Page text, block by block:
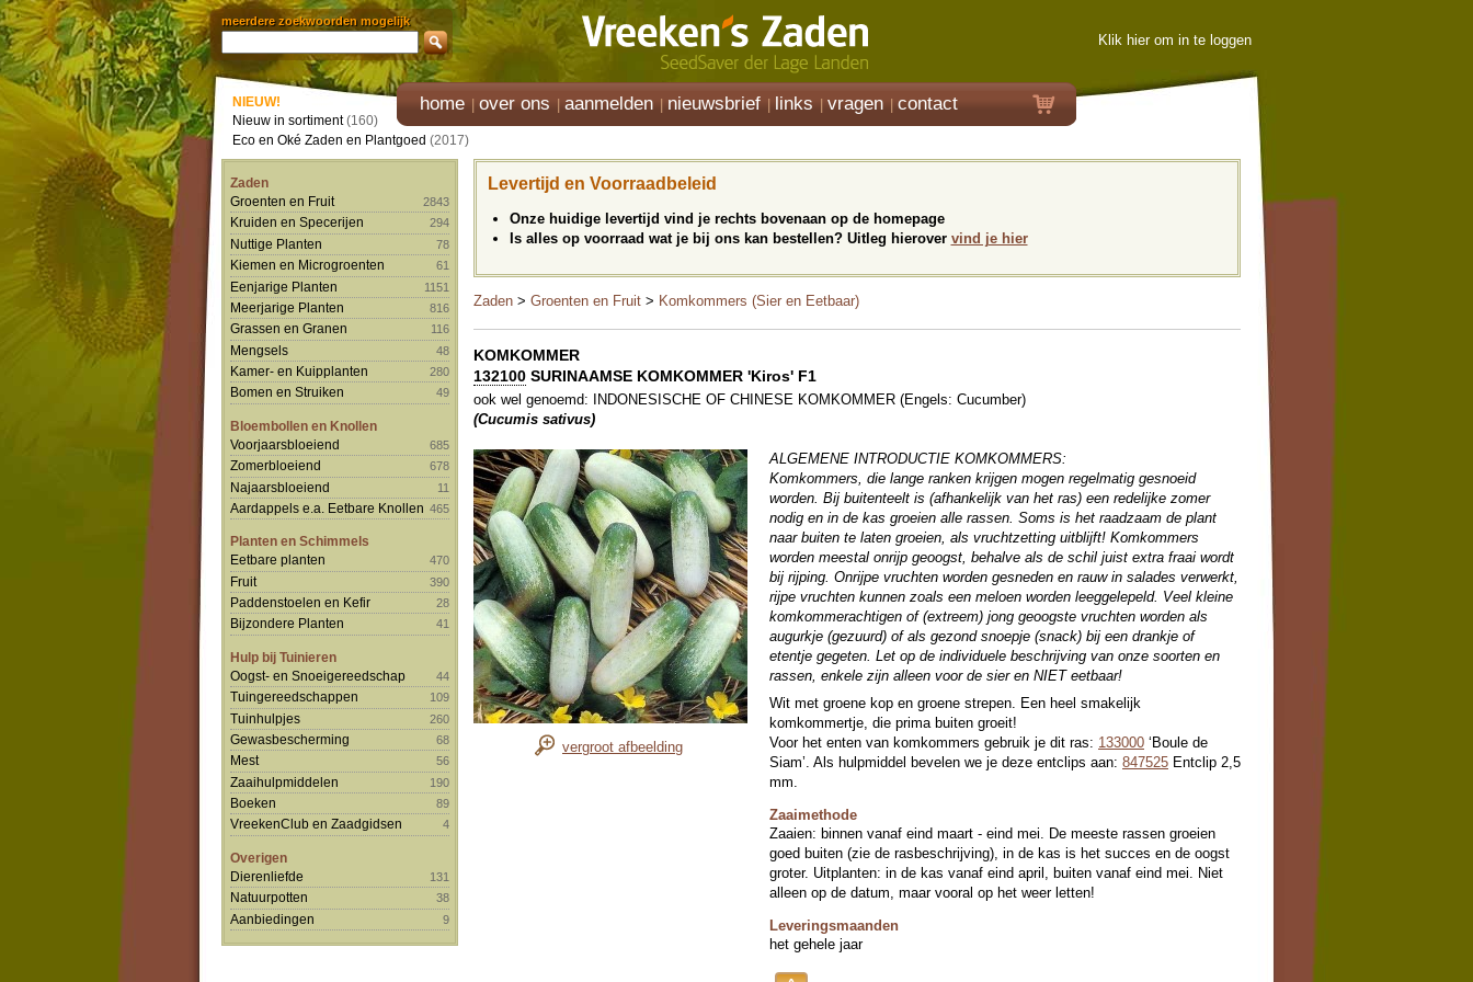
meerdere zoekwoorden mogelijk
Klik hier om in te loggen
home over ons aanmelden nieuwsbrief links vragen contact
NIEUW!
Nieuw in sortiment(160)
Eco en Oké Zaden en Plantgoed (2017)
Zaden
Groenten en Fruit
2843
Kruiden en Specerijen 294
Nuttige Planten 78
Kiemen en Microgroenten 61
Eenjarige Planten 1151
Meerjarige Planten 816
Grassen en Granen 116
Mengsels 48
Kamer- en Kuipplanten 280
Bomen en Struiken 49
Bloembollen en Knollen
Voorjaarsbloeiend
685
Zomerbloeiend 678
Najaarsbloeiend 11
Aardappels e.a. Eetbare Knollen 465
Planten en Schimmels
Eetbare planten
470
Fruit 390
Paddenstoelen en Kefir 28
Bijzondere Planten 41
Hulp bij Tuinieren
Oogst- en Snoeigereedschap
44
Tuingereedschappen 109
Tuinhulpjes 260
Gewasbescherming 68
Mest 56
Zaaihulpmiddelen 190
Boeken 89
VreekenClub en Zaadgidsen 4
Overigen
Dierenliefde
131
Natuurpotten 38
Aanbiedingen 9
Levertijd en Voorraadbeleid
Onze huidige levertijd vind je rechts bovenaan op de homepage
Is alles op voorraad wat je bij ons kan bestellen? Uitleg hierover vind je hier
Zaden > Groenten en Fruit > Komkommers (Sier en Eetbaar)
KOMKOMMER
132100 SURINAAMSE KOMKOMMER 'Kiros' F1
ook wel genoemd: INDONESISCHE OF CHINESE KOMKOMMER (Engels: Cucumber)
(Cucumis sativus)
vergroot afbeelding
ALGEMENE INTRODUCTIE KOMKOMMERS:
Komkommers, die lange ranken krijgen mogen regelmatig gesnoeid
worden. Bij buitenteelt is (afhankelijk van het ras) een redelijke zomer
nodig en in de kas groeien alle rassen. Soms is het raadzaam de plant
naar buiten te laten groeien, als vruchtzetting uitblijft! Komkommers
worden meestal onrijp geoogst, behalve als de schil juist extra fraai wordt
bij rijping. Onrijpe vruchten worden gesneden en rauw in salades verwerkt,
rijpe vruchten kunnen zoals een meloen worden leeggelepeld. Veel kleine
komkommerachtigen of (extreem) jong geoogste vruchten worden als
augurkje (gezuurd) of als gezond snoepje (snack) bij een drankje of
etentje gegeten. Let op de individuele beschrijving van onze soorten en
rassen, enkele zijn alleen voor de sier en NIET eetbaar!
Wit met groene kop en groene strepen. Een heel smakelijk
komkommertje, die prima buiten groeit!
Voor het enten van komkommers gebruik je dit ras: 133000 ‘Boule de
Siam’. Als hulpmiddel bevelen we je deze entclips aan: 847525 Entclip 2,5
mm.
Zaaimethode
Zaaien: binnen vanaf eind maart - eind mei. De meeste rassen groeien
goed buiten (zie de rasbeschrijving), in de kas is het succes en de oogst
groter. Uitplanten: in de kas vanaf eind april, buiten vanaf eind mei. Niet
alleen op de datum, maar vooral op het weer letten!
Leveringsmaanden
het gehele jaar